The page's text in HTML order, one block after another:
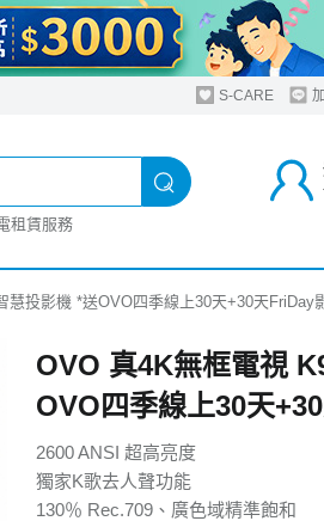
S-CARE
租賃服務
慧投影機 *送OVO四季線上30天+30天FriDay
OVO 真4K無框電視
OVO四季線上30天
2600 ANSI 超高亮度
獨家K歌去人聲功能
130％ Rec.709、廣色域精準飽和